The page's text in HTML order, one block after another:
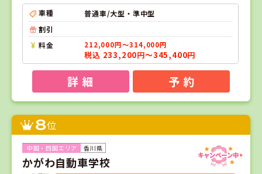
車種
普通車/大型・準中型
割引
料金
212,000円～314,000円
税込 233,200円～345,400円
詳 細 予 約
8位
香川県
かがわ自動車学校